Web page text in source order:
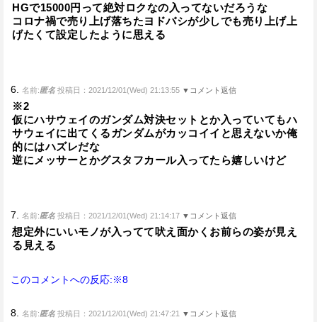
HGで15000円って絶対ロクなの入ってないだろうな
コロナ禍で売り上げ落ちたヨドバシが少しでも売り上げ上
げたくて設定したように思える
6. 名前:匿名 投稿日：2021/12/01(Wed) 21:13:55 ▼コメント返信
※2
仮にハサウェイのガンダム対決セットとか入っていてもハ
サウェイに出てくるガンダムがカッコイイと思えないか俺
的にはハズレだな
逆にメッサーとかグスタフカール入ってたら嬉しいけど
7. 名前:匿名 投稿日：2021/12/01(Wed) 21:14:17 ▼コメント返信
想定外にいいモノが入ってて吠え面かくお前らの姿が見え
る見える
このコメントへの反応:※8
8. 名前:匿名 投稿日：2021/12/01(Wed) 21:47:21 ▼コメント返信